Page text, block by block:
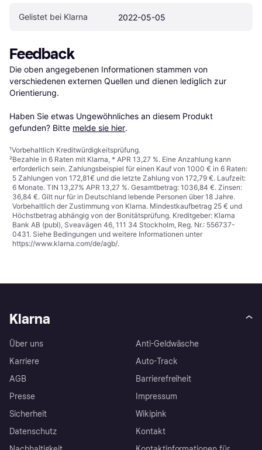
Gelistet bei Klarna 2022-05-05
Feedback
Die oben angegebenen Informationen stammen von
verschiedenen externen Quellen und dienen lediglich zur
Orientierung.
Haben Sie etwas Ungewöhnliches an diesem Produkt
gefunden? Bitte melde sie hier.
¹Vorbehaltlich Kreditwürdigkeitsprüfung.
²Bezahle in 6 Raten mit Klarna, * APR 13,27 %. Eine Anzahlung kann
erforderlich sein. Zahlungsbeispiel für einen Kauf von 1000 € in 6 Raten:
5 Zahlungen von 172,81€ und die letzte Zahlung von 172,79 €. Laufzeit:
6 Monate. TIN 13,27% APR 13,27 %. Gesamtbetrag: 1036,84 €. Zinsen:
36,84 €. Gilt nur für in Deutschland lebende Personen über 18 Jahre.
Vorbehaltlich der Zustimmung von Klarna. Mindestkaufbetrag 25 € und
Höchstbetrag abhängig von der Bonitätsprüfung. Kreditgeber: Klarna
Bank AB (publ), Sveavägen 46, 111 34 Stockholm, Reg. Nr.: 556737-
0431. Siehe Bedingungen und weitere Informationen unter
https://www.klarna.com/de/agb/.
Klarna
Über uns
Karriere
AGB
Presse
Sicherheit
Datenschutz
Anti-Geldwäsche
Auto-Track
Barrierefreiheit
Impressum
Wikipink
Kontakt